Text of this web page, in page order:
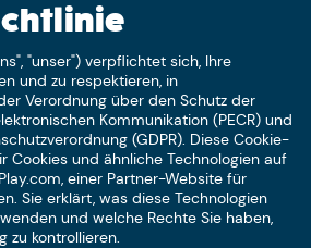
"unser") verpflichtet sich, Ihre
und zu respektieren, in
Verordnung über den Schutz der
Kommunikation (PECR) und
(GDPR). Diese Cookie-
Cookies und ähnliche Technologien auf
einer Partner-Website für
Sie erklärt, was diese Technologien
und welche Rechte Sie haben,
zu kontrollieren.